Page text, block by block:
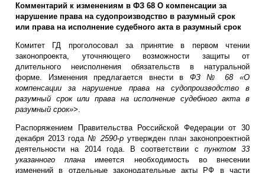
Комментарий к изменениям в ФЗ 68 О компенсации за
нарушение права на судопроизводство в разумный срок
или права на исполнение судебного акта в разумный срок
Комитет ГД проголосовал за принятие в первом чтении
законопроекта, уточняющего возможности защиты от
длительного неисполнения обязательств в натуральной
форме. Изменения предлагается внести в ФЗ № 68 «О
компенсации за нарушение права на судопроизводство в
разумный срок или права на исполнение судебного акта в
разумный срок»>
Распоряжением Правительства Российской Федерации от 30
декабря 2013 года № 2590-р утвержден план законопроектной
деятельности на 2014 года. В соответствии с пунктом 33
указанного плана имеется необходимость во внесении
изменений в отдельные законодательные акты РФ в части